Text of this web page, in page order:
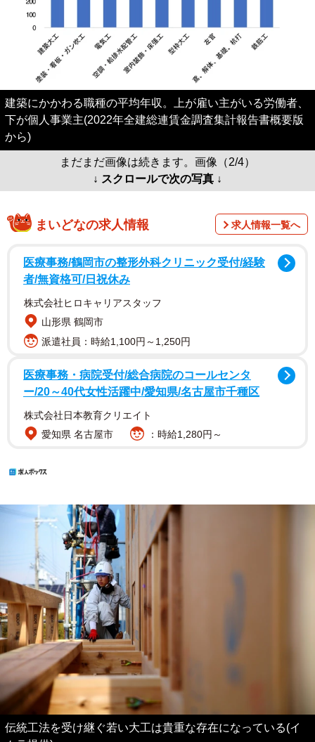
建築にかかわる職種の平均年収。上が雇い主がいる労働者、
下が個人事業主(2022年全建総連賃金調査集計報告書概要版
から)
まだまだ画像は続きます。画像（2/4）
↓ スクロールで次の写真 ↓
まいどなの求人情報 求人情報一覧へ
医療事務/鶴岡市の整形外科クリニック受付/経験
者/無資格可/日祝休み
株式会社ヒロキャリアスタッフ
山形県 鶴岡市
派遣社員：時給1,100円～1,250円
医療事務・病院受付/総合病院のコールセンタ
ー/20～40代女性活躍中/愛知県/名古屋市千種区
株式会社日本教育クリエイト
愛知県 名古屋市
：時給1,280円～
伝統工法を受け継ぐ若い大工は貴重な存在になっている(イ